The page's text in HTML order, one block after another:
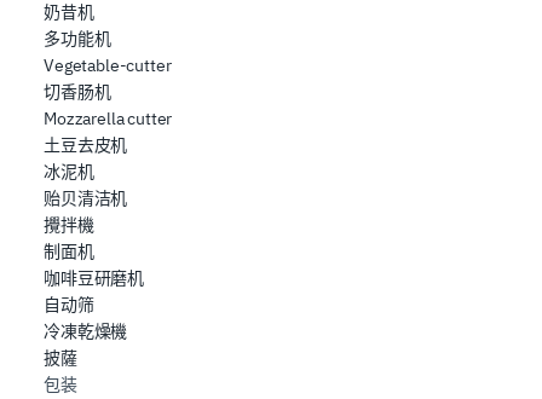
奶昔机
多功能机
Vegetable-cutter
切香肠机
Mozzarella cutter
土豆去皮机
冰泥机
贻贝清洁机
攪拌機
制面机
咖啡豆研磨机
自动筛
冷凍乾燥機
披薩
包装